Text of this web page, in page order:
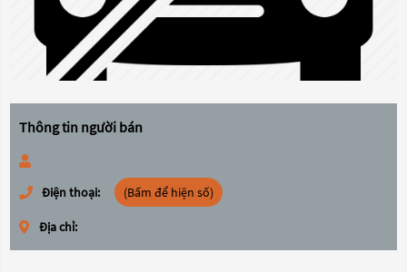
Thông tin người bán
Điện thoại: (Bấm để hiện số)
Địa chỉ: